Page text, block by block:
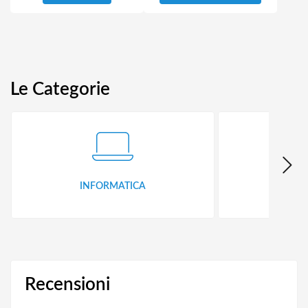
Le Categorie
INFORMATICA
Recensioni